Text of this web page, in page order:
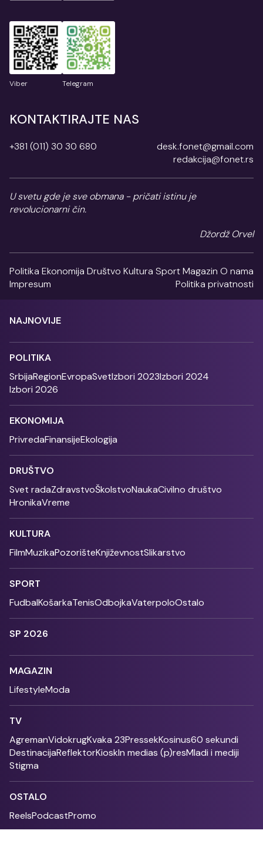
Viber Telegram
KONTAKTIRAJTE NAS
+381 (011) 30 30 680
desk.fonet@gmail.com
redakcija@fonet.rs
U svetu gde je sve obmana - pričati istinu je
revolucionarni čin.
Džordž Orvel
Politika Ekonomija Društvo Kultura SportMagazin O nama
Impresum
Politika privatnosti
NAJNOVIJE
POLITIKA
SrbijaRegionEvropaSvetIzbori 2023Izbori 2024
Izbori 2026
EKONOMIJA
PrivredaFinansijeEkologija
DRUŠTVO
Svet radaZdravstvoŠkolstvoNaukaCivilno društvo
HronikaVreme
KULTURA
FilmMuzikaPozorišteKnjiževnostSlikarstvo
SPORT
FudbalKošarkaTenisOdbojkaVaterpoloOstalo
SP 2026
MAGAZIN
LifestyleModa
TV
AgremanVidokrugKvaka 23PressekKosinus60 sekundi
DestinacijaReflektorKioskIn medias (p)resMladi i mediji
Stigma
OSTALO
ReelsPodcastPromo